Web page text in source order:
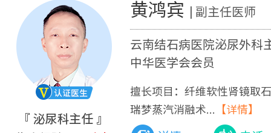
黄鸿宾 | 副主任医师
云南结石病医院泌尿外科
中华医学会会员
擅长项目：纤维软性肾镜取
瑞梦蒸汽消融术...
【详情】